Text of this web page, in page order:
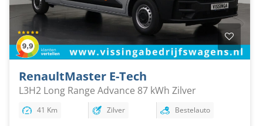
RenaultMaster E-Tech
L3H2 Long Range Advance 87 kWh Zilver
41 Km Zilver Bestelauto